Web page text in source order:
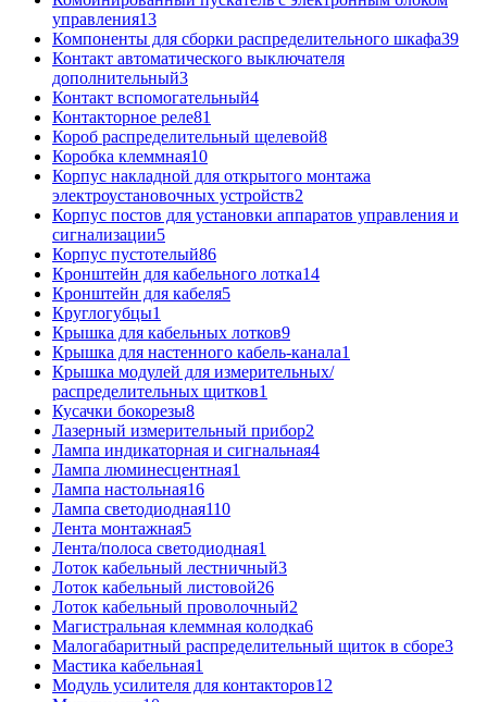
управления13
Компоненты для сборки распределительного шкафа39
Контакт автоматического выключателя
дополнительный3
Контакт вспомогательный4
Контакторное реле81
Короб распределительный щелевой8
Коробка клеммная10
Корпус накладной для открытого монтажа
электроустановочных устройств2
Корпус постов для установки аппаратов управления и
сигнализации5
Корпус пустотелый86
Кронштейн для кабельного лотка14
Кронштейн для кабеля5
Круглогубцы1
Крышка для кабельных лотков9
Крышка для настенного кабель-канала1
Крышка модулей для измерительных/
распределительных щитков1
Кусачки бокорезы8
Лазерный измерительный прибор2
Лампа индикаторная и сигнальная4
Лампа люминесцентная1
Лампа настольная16
Лампа светодиодная110
Лента монтажная5
Лента/полоса светодиодная1
Лоток кабельный лестничный3
Лоток кабельный листовой26
Лоток кабельный проволочный2
Магистральная клеммная колодка6
Малогабаритный распределительный щиток в сборе3
Мастика кабельная1
Модуль усилителя для контакторов12